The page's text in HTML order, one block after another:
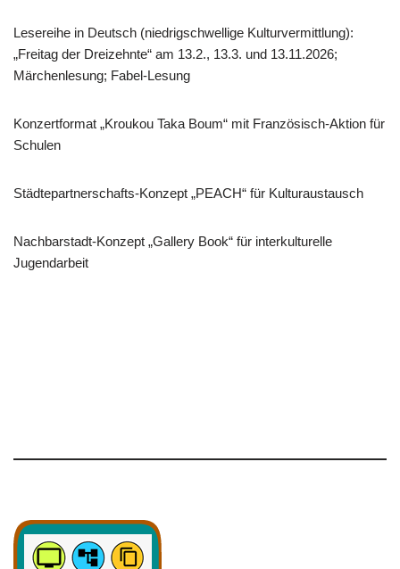
Lesereihe in Deutsch (niedrigschwellige Kulturvermittlung):
„Freitag der Dreizehnte“ am 13.2., 13.3. und 13.11.2026;
Märchenlesung; Fabel-Lesung
Konzertformat „Kroukou Taka Boum“ mit Französisch-Aktion für
Schulen
Städtepartnerschafts-Konzept „PEACH“ für Kulturaustausch
Nachbarstadt-Konzept „Gallery Book“ für interkulturelle
Jugendarbeit